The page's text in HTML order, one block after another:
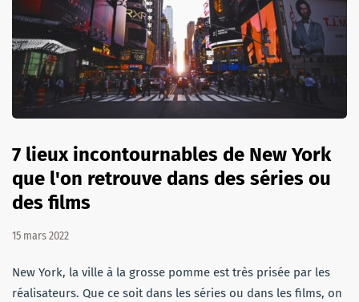
7 lieux incontournables de New York
que l'on retrouve dans des séries ou
des films
15 mars 2022
New York, la ville à la grosse pomme est très prisée par les
réalisateurs. Que ce soit dans les séries ou dans les films, on